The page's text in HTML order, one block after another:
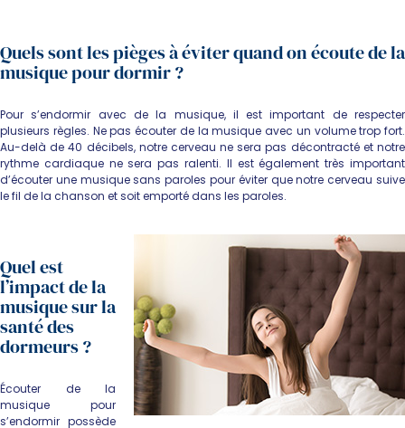
Quels sont les pièges à éviter quand on écoute de la
musique pour dormir ?
Pour s’endormir avec de la musique, il est important de respecter
plusieurs règles. Ne pas écouter de la musique avec un volume trop fort.
Au-delà de 40 décibels, notre cerveau ne sera pas décontracté et notre
rythme cardiaque ne sera pas ralenti. Il est également très important
d’écouter une musique sans paroles pour éviter que notre cerveau suive
le fil de la chanson et soit emporté dans les paroles.
Quel est
l’impact de la
musique sur la
santé des
dormeurs ?
Écouter de la
musique pour
s’endormir possède